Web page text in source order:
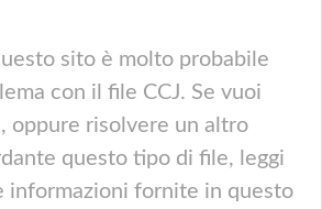
sito è molto probabile
con il file CCJ. Se vuoi
oppure risolvere un altro
questo tipo di file, leggi
informazioni fornite in questo